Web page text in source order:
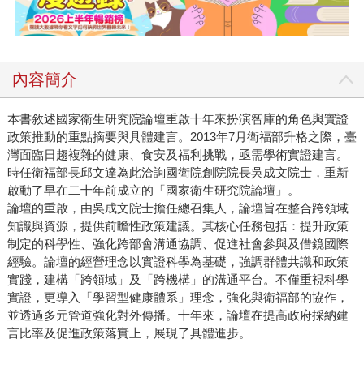
內容簡介
本書敘述國家衛生研究院論壇重啟十年來扮演智庫的角色與實證
政策推動的重點摘要與具體建言。2013年7月衛福部升格之際，臺
灣面臨日趨複雜的健康、食安及福利挑戰，亟需學術實證建言。
時任衛福部長邱文達為此洽詢國衛院創院院長吳成文院士，重新
啟動了早在二十年前成立的「國家衛生研究院論壇」。
論壇的重啟，由吳成文院士擔任總召集人，論壇旨在整合跨領域
知識與資源，提供前瞻性政策建議。其核心任務包括：提升政策
制定的科學性、強化跨部會溝通協調、促進社會參與及借鏡國際
經驗。論壇的經營理念以實證科學為基礎，強調群體共識和政策
實踐，建構「跨領域」及「跨機構」的溝通平台。不僅重視科學
實證，更導入「學習型健康體系」理念，強化與衛福部的協作，
並透過多元管道強化對外傳播。十年來，論壇在提高政府採納建
言比率及促進政策落實上，展現了具體進步。